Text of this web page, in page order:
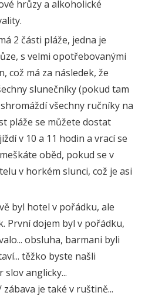
hrůzy a alkoholické
2 části pláže, jedna je
s velmi opotřebovanými
což má za následek, že
slunečníky (pokud tam
všechny ručníky na
pláže se můžete dostat
v 10 a 11 hodin a vrací se
oběd, pokud se v
v horkém slunci, což je asi
byl hotel v pořádku, ale
První dojem byl v pořádku,
obsluha, barmani byli
těžko byste našli
anglicky...
je také v ruštině...